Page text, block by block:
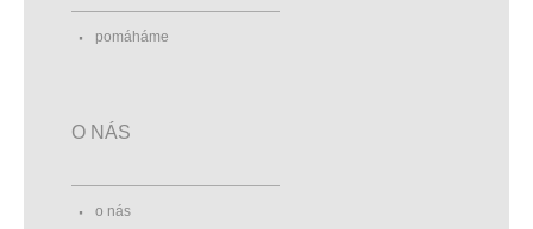
pomáháme
O NÁS
o nás